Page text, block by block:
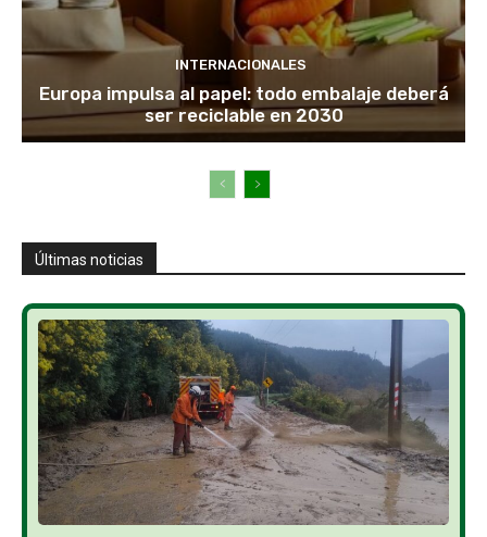
INTERNACIONALES
Europa impulsa al papel: todo embalaje deberá
ser reciclable en 2030
Últimas noticias